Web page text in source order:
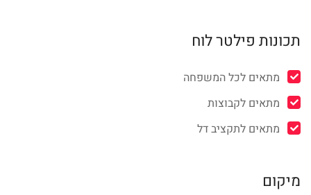
תכונות פילטר לוח
מתאים לכל המשפחה
מתאים לקבוצות
מתאים לתקציב דל
מיקום